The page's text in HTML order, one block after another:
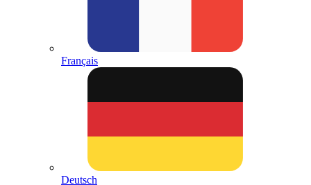
Français
Deutsch